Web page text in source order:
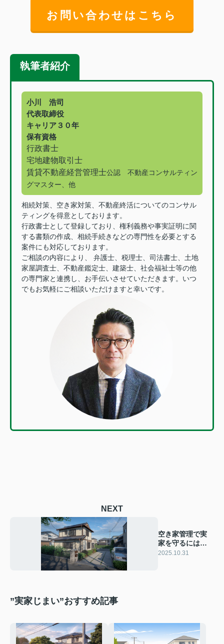
お問い合わせはこちら
執筆者紹介
小川 浩司
代表取締役
キャリア３０年
保有資格
行政書士
宅地建物取引士
賃貸不動産経営管理士公認 不動産コンサルティン
グマスター、他
相続対策、空き家対策、不動産終活についてのコンサル
ティングを得意としております。
行政書士として登録しており、権利義務や事実証明に関
する書類の作成、相続手続きなどの専門性を必要とする
案件にも対応しております。
ご相談の内容により、 弁護士、税理士、司法書士、土地
家屋調査士、不動産鑑定士、建築士、社会福祉士等の他
の専門家と連携し、お手伝いさせていただきます。いつ
でもお気軽にご相談いただけますと幸いです。
NEXT
空き家管理で実
家を守るには？
相続後の負担や
2025.10.31
”実家じまい”おすすめ記事